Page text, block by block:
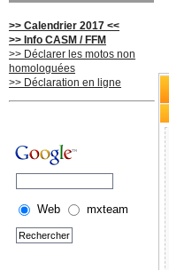
>> Calendrier 2017 <<
>> Info CASM / FFM
>> Déclarer les motos non
homologuées
>> Déclaration en ligne
Web mxteam